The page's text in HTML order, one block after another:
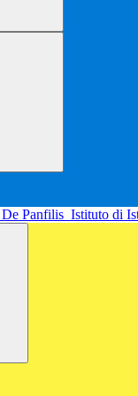
De Panfilis Istituto di